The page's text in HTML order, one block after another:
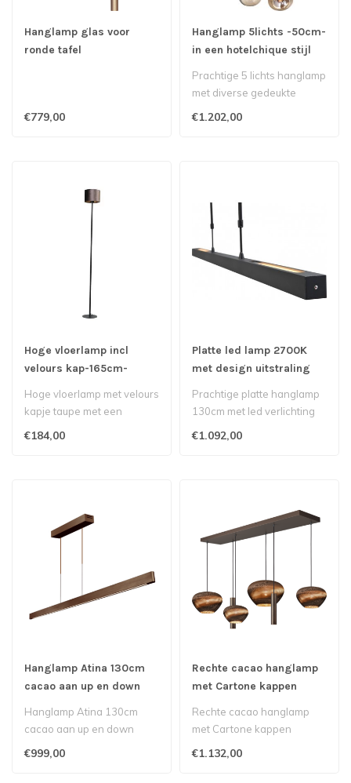
Hanglamp glas voor
ronde tafel
€779,00
Hanglamp 5lichts -50cm-
in een hotelchique stijl
Prachtige 5 lichts hanglamp
met diverse gedeukte
italiaanse glazen..
€1.202,00
Hoge vloerlamp incl
velours kap-165cm-
Hoge vloerlamp met velours
kapje taupe met een
€184,00
Platte led lamp 2700K
met design uitstraling
Mat Zwart
Prachtige platte hanglamp
130cm met led verlichting
€1.092,00
Hanglamp Atina 130cm
cacao aan up en down
Hanglamp Atina 130cm
cacao aan up en down
€999,00
Rechte cacao hanglamp
met Cartone kappen
Rechte cacao hanglamp
met Cartone kappen
€1.132,00